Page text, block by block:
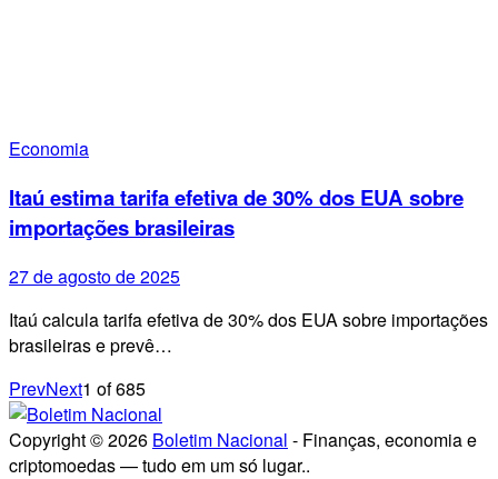
Economia
Itaú estima tarifa efetiva de 30% dos EUA sobre
importações brasileiras
27 de agosto de 2025
Itaú calcula tarifa efetiva de 30% dos EUA sobre importações
brasileiras e prevê…
PrevNext1 of685
Copyright © 2026 Boletim Nacional - Finanças, economia e
criptomoedas — tudo em um só lugar..